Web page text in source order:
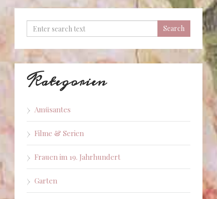
Kategorien
Amüsantes
Filme & Serien
Frauen im 19. Jahrhundert
Garten